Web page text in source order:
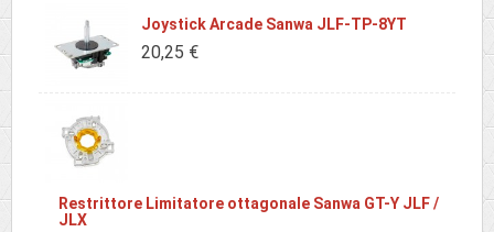
Joystick Arcade Sanwa JLF-TP-8YT
20,25 €
Restrittore Limitatore ottagonale Sanwa GT-Y JLF /
JLX